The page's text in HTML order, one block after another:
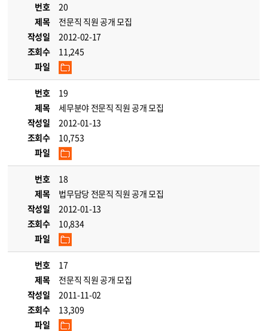
번호
20
제목
전문직 직원 공개 모집
작성일
2012-02-17
조회수
11,245
파일
번호
19
제목
세무분야 전문직 직원 공개 모집
작성일
2012-01-13
조회수
10,753
파일
번호
18
제목
법무담당 전문직 직원 공개 모집
작성일
2012-01-13
조회수
10,834
파일
번호
17
제목
전문직 직원 공개 모집
작성일
2011-11-02
조회수
13,309
파일